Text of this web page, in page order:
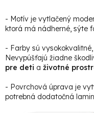
- Motív je vytlačený
ktorá má nádherné, sýte
- Farby sú
Nevypúšťajú žiadne
pre deti a životné
- Povrchová úprava je
potrebná dodatočná